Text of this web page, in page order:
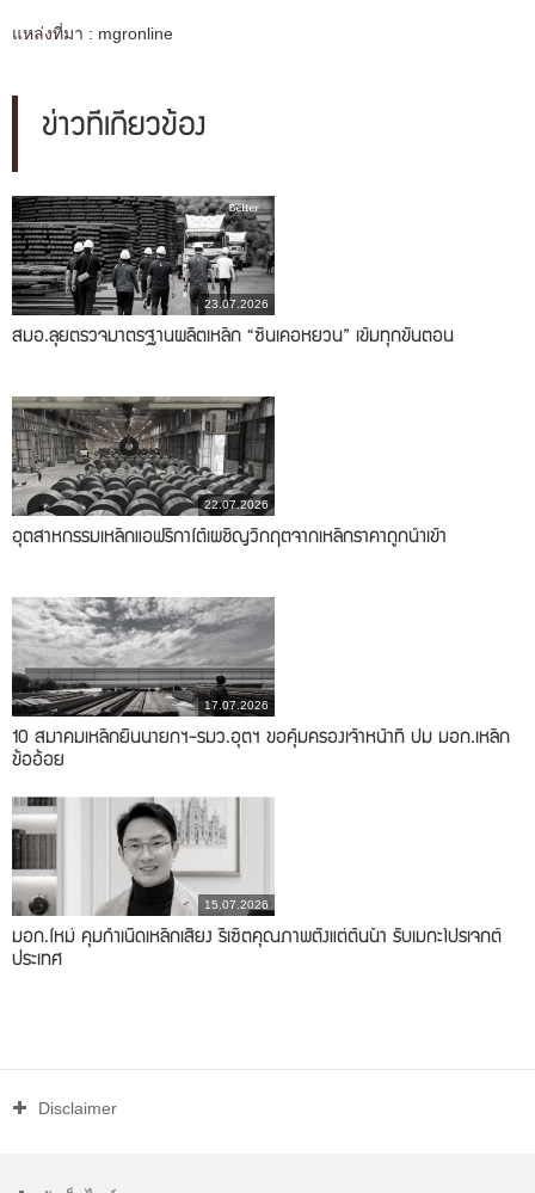
แหล่งที่มา : mgronline
ข่าวที่เกี่ยวข้อง
23.07.2026
สมอ.ลุยตรวจมาตรฐานผลิตเหล็ก “ซินเคอหยวน” เข้มทุกขั้นตอน
22.07.2026
อุตสาหกรรมเหล็กแอฟริกาใต้เผชิญวิกฤตจากเหล็กราคาถูกนำเข้า
17.07.2026
10 สมาคมเหล็กยื่นนายกฯ-รมว.อุตฯ ขอคุ้มครองเจ้าหน้าที่ ปม มอก.เหล็ก
ข้ออ้อย
15.07.2026
มอก.ใหม่ คุมกำเนิดเหล็กเสี่ยง รีเซ็ตคุณภาพตั้งแต่ต้นน้ำ รับเมกะโปรเจกต์
ประเทศ
Disclaimer